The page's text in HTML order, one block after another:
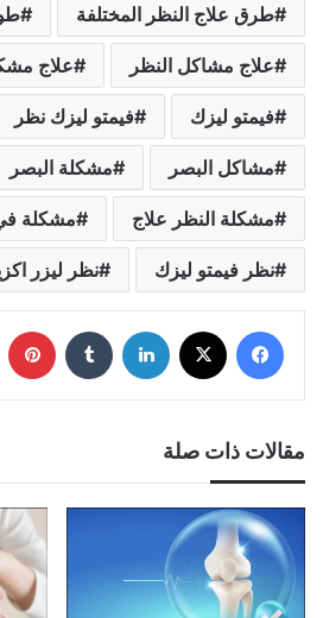
طرق علاج النظر المختلفة
علاج مشاكل النظر علاج
فيمتو ليزك فيمتو ليزك نظر
مشاكل البصر مشكلة البصر
مشكلة النظر علاج مشكلة
نظر فيمتو ليزك نظر ليزر
مقالات ذات صلة